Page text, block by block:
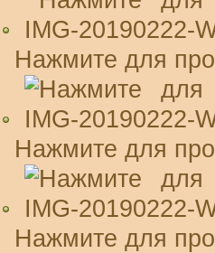
Нажмите для
Нажмите для
Нажмите для